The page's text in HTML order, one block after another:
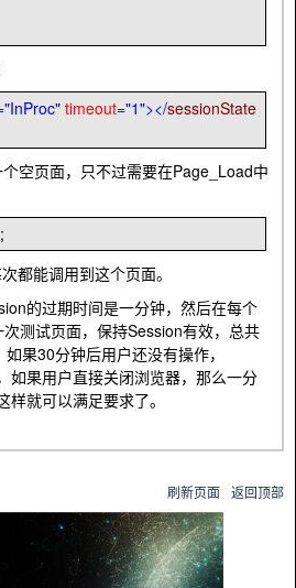
timeout="1"></sessionState
页面，只不过需要在Page_Load中
;
能调用到这个页面。
的过期时间是一分钟，然后在每个
测试页面，保持Session有效，总共
果30分钟后用户还没有操作，
如果用户直接关闭浏览器，那么一分
就可以满足要求了。
刷新页面 返回顶部